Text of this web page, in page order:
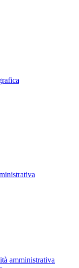
amministrativa